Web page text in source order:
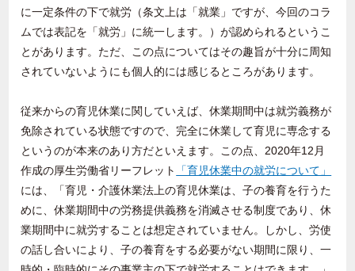
に一定条件の下で就労（条文上は「就業」ですが、今回のコラ
ムでは表記を「就労」に統一します。）が認められるというこ
とがあります。ただ、この点についてはその趣旨が十分に周知
されていないようにも個人的には感じるところがあります。
従来からの育児休業に関していえば、休業期間中は就労義務が
免除されている状態ですので、完全に休業して育児に専念する
というのが本来のあり方だといえます。この点、 2020年12 月
作成の厚生労働省リーフレット
「育児休業中の就労について」
には、「育児・介護休業法上の育児休業は、子の養育を行うた
めに、休業期間中の労務提供義務を消滅させる制度であり、休
業期間中に就労することは想定されていません。しかし、労使
の話し合いにより、子の養育をする必要がない期間に限り、一